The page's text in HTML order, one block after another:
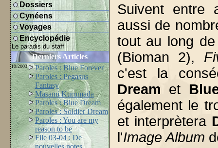
Dossiers
Cynéens
Voyages
Encyclopédie
Le paradis du staff
Derniers Articles
10/2003
Paroles : Blue Forever
Paroles : Pegasus
Fantasy
Masami Kurumada
Paroles : Blue Dream
Paroles : Soldier Dream
Paroles : You are my
reason to be
File 03-04 : De
nouvelles notes
Suivent entre
aussi de
tout au long
(Bioman 2),
c'est la
Dream et
également le
et interprètera
l'Image Album